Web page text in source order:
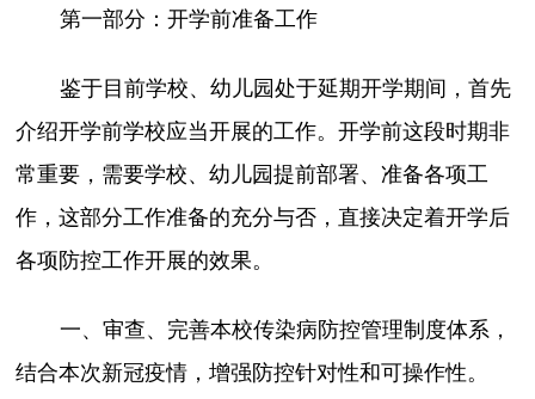
第一部分：开学前准备工作
鉴于目前学校、幼儿园处于延期开学期间，首先
介绍开学前学校应当开展的工作。开学前这段时期非
常重要，需要学校、幼儿园提前部署、准备各项工
作，这部分工作准备的充分与否，直接决定着开学后
各项防控工作开展的效果。
一、审查、完善本校传染病防控管理制度体系，
结合本次新冠疫情，增强防控针对性和可操作性。